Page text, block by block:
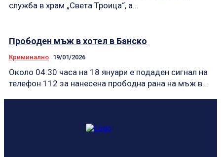
служба в храм „Света Троица“, а...
Прободен мъж в хотел в Банско
Криминално 19/01/2026
Около 04:30 часа на 18 януари е подаден сигнал на
телефон 112 за нанесена прободна рана на мъж в...